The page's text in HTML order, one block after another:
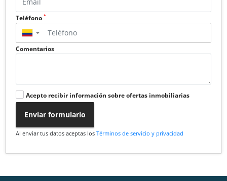
Teléfono *
▼
Comentarios
Acepto recibir información sobre ofertas inmobiliarias
Enviar formulario
Al enviar tus datos aceptas los Términos de servicio y privacidad